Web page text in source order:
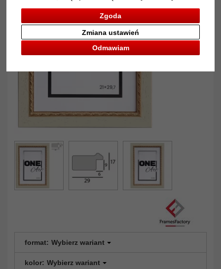
Zgoda
Odmawiam
Zmiana ustawień
Powrót
format: Wybierz wariant
kolor: Wybierz wariant